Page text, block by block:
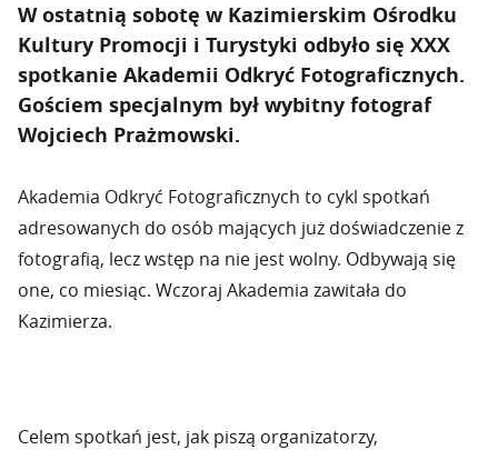
W ostatnią sobotę w Kazimierskim Ośrodku
Kultury Promocji i Turystyki odbyło się XXX
spotkanie Akademii Odkryć Fotograficznych.
Gościem specjalnym był wybitny fotograf
Wojciech Prażmowski.
Akademia Odkryć Fotograficznych to cykl spotkań
adresowanych do osób mających już doświadczenie z
fotografią, lecz wstęp na nie jest wolny. Odbywają się
one, co miesiąc. Wczoraj Akademia zawitała do
Kazimierza.
Celem spotkań jest, jak piszą organizatorzy,